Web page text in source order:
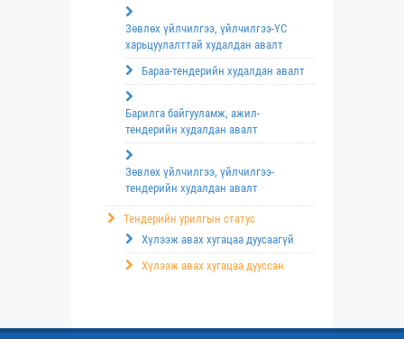
Зөвлөх үйлчилгээ, үйлчилгээ-ҮС
харьцуулалттай худалдан авалт
Бараа-тендерийн худалдан авалт
Барилга байгууламж, ажил-
тендерийн худалдан авалт
Зөвлөх үйлчилгээ, үйлчилгээ-
тендерийн худалдан авалт
Тендерийн урилгын статус
Хүлээж авах хугацаа дуусаагүй
Хүлээж авах хугацаа дууссан